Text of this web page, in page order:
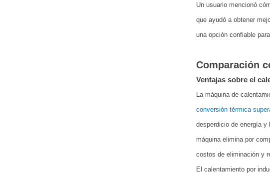
Un usuario mencionó
que ayudó a obtener
una opción confiable
Comparación
Ventajas sobre el
La máquina de
conversión térmica
desperdicio de energía
máquina elimina por
costos de eliminación y
El calentamiento por